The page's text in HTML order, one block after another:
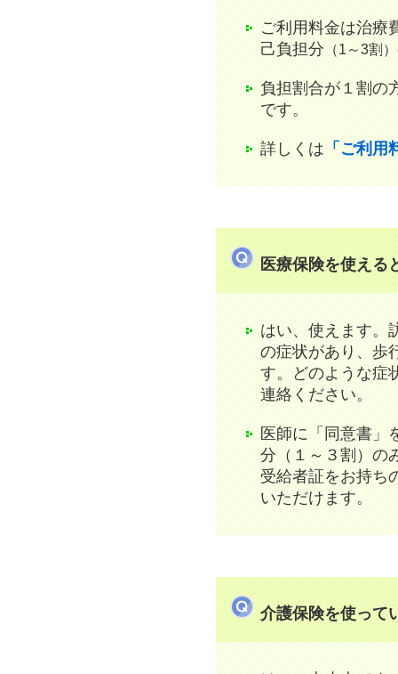
ご利用料金は治療
己負担分 （1～3割）
負担割合が１割の
です。
詳しくは 「ご利
医療保険を使える
はい、使えます。
の症状があり、歩
す。どのような症
連絡ください。
医師に「同意書」
分（１～３割）の
受給者証をお持ち
いただけます。
介護保険を使って